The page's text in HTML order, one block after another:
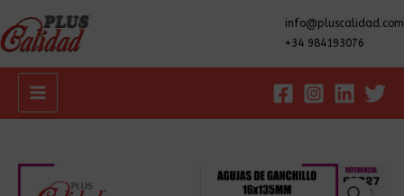
info@pluscalidad.com
+34 984193076
Main